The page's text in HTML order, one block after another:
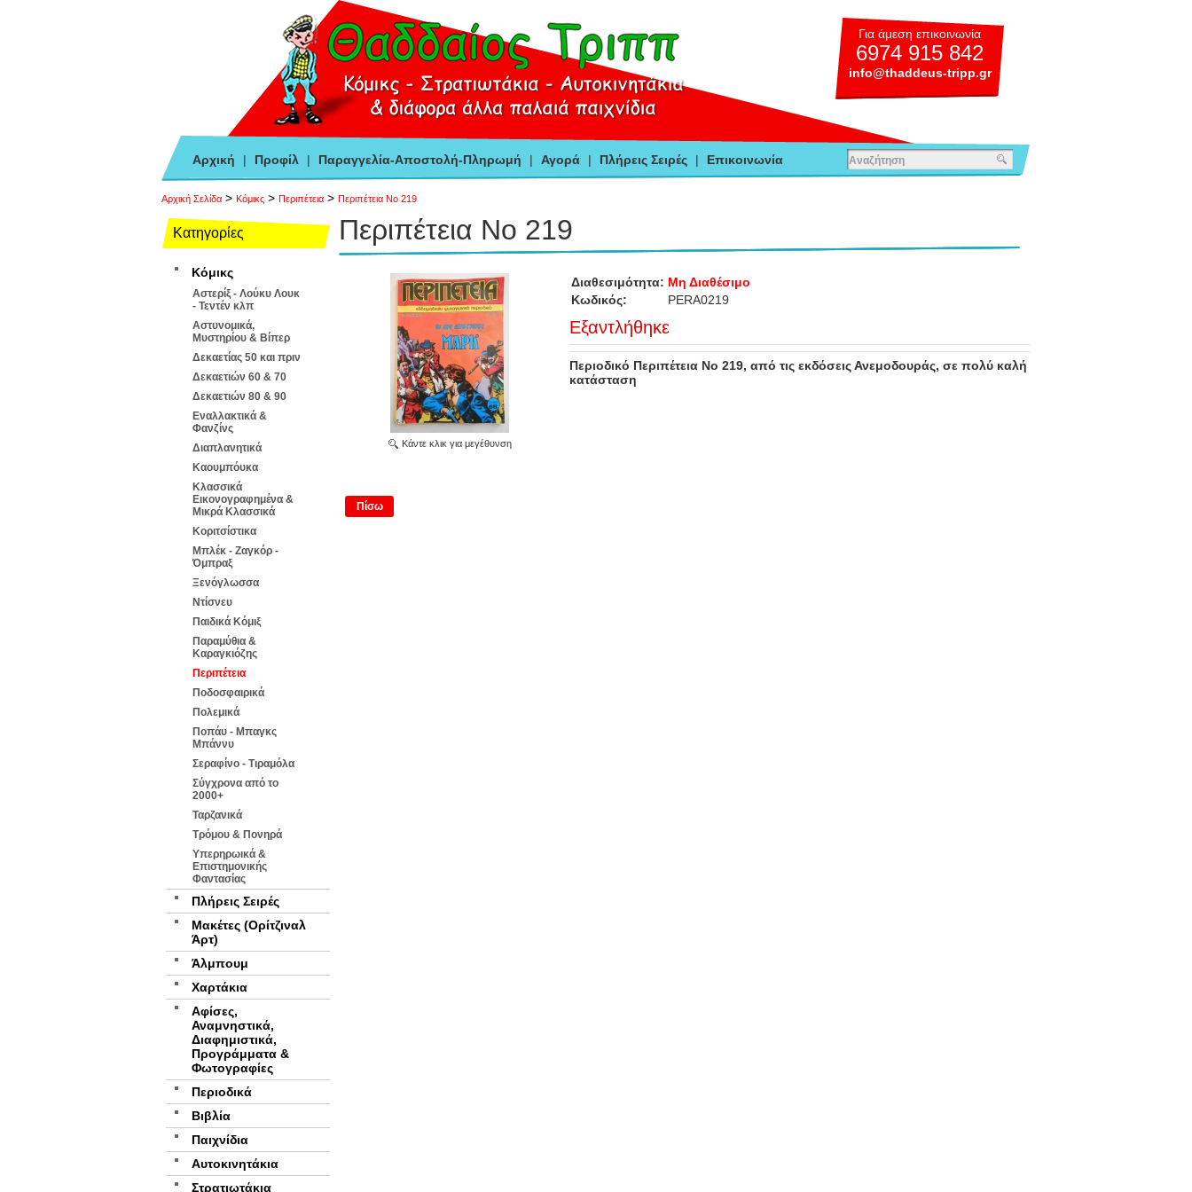
Για άμεση επικοινωνία
6974 915 842
info@thaddeus-tripp.gr
Αρχική | Προφίλ | Παραγγελία-Αποστολή-Πληρωμή | Αγορά | Πλήρεις Σειρές | Επικοινωνία
Αρχική Σελίδα > Κόμικς > Περιπέτεια > Περιπέτεια Νο 219
Περιπέτεια Νο 219
Κάντε κλικ για μεγέθυνση
Διαθεσιμότητα: Μη Διαθέσιμο
Κωδικός:
PERA0219
Εξαντλήθηκε
Περιοδικό Περιπέτεια Νο 219, από τις εκδόσεις Ανεμοδουράς, σε πολύ καλή
κατάσταση
Πίσω
Κατηγορίες
Κόμικς
Αστερίξ - Λούκυ Λουκ
- Τεντέν κλπ
Αστυνομικά,
Μυστηρίου & Βίπερ
Δεκαετίας 50 και πριν
Δεκαετιών 60 & 70
Δεκαετιών 80 & 90
Εναλλακτικά &
Φανζίνς
Διαπλανητικά
Καουμπόυκα
Κλασσικά
Εικονογραφημένα &
Μικρά Κλασσικά
Κοριτσίστικα
Μπλέκ - Ζαγκόρ -
Όμπραξ
Ξενόγλωσσα
Ντίσνευ
Παιδικά Κόμιξ
Παραμύθια &
Καραγκιόζης
Περιπέτεια
Ποδοσφαιρικά
Πολεμικά
Ποπάυ - Μπαγκς
Μπάννυ
Σεραφίνο - Τιραμόλα
Σύγχρονα από το
2000+
Ταρζανικά
Τρόμου & Πονηρά
Υπερηρωικά &
Επιστημονικής
Φαντασίας
Πλήρεις Σειρές
Μακέτες (Ορίτζιναλ
Άρτ)
Άλμπουμ
Χαρτάκια
Αφίσες,
Αναμνηστικά,
Διαφημιστικά,
Προγράμματα &
Φωτογραφίες
Περιοδικά
Βιβλία
Παιχνίδια
Αυτοκινητάκια
Στρατιωτάκια